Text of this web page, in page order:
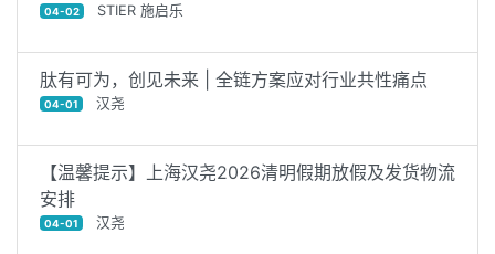
04-02 STIER 施启乐
肽有可为，创见未来 | 全链方案应对行业共性痛点
04-01 汉尧
【温馨提示】上海汉尧2026清明假期放假及发货物流
安排
04-01 汉尧